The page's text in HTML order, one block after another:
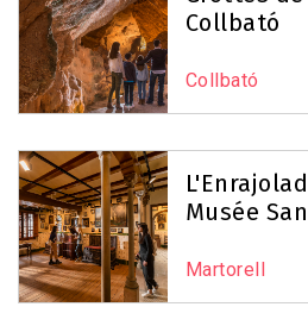
Collbató
Collbató
Musée
Martorell